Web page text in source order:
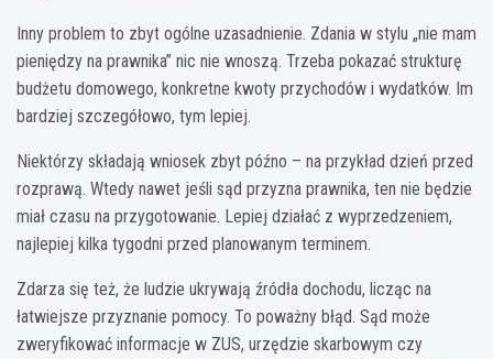
Inny problem to zbyt ogólne uzasadnienie. Zdania w stylu „nie mam
pieniędzy na prawnika” nic nie wnoszą. Trzeba pokazać strukturę
budżetu domowego, konkretne kwoty przychodów i wydatków. Im
bardziej szczegółowo, tym lepiej.
Niektórzy składają wniosek zbyt późno – na przykład dzień przed
rozprawą. Wtedy nawet jeśli sąd przyzna prawnika, ten nie będzie
miał czasu na przygotowanie. Lepiej działać z wyprzedzeniem,
najlepiej kilka tygodni przed planowanym terminem.
Zdarza się też, że ludzie ukrywają źródła dochodu, licząc na
łatwiejsze przyznanie pomocy. To poważny błąd. Sąd może
zweryfikować informacje w ZUS, urzędzie skarbowym czy